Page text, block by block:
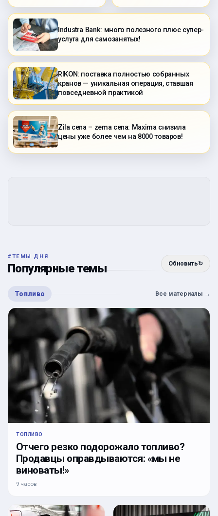
Industra Bank: много полезного плюс супер-
услуга для самозанятых!
RIKON: поставка полностью собранных
кранов — уникальная операция, ставшая
повседневной практикой
Zila cena – zema cena: Maxima снизила
цены уже более чем на 8000 товаров!
#ТЕМЫ ДНЯ
Популярные темы Обновить↻
Топливо Все материалы →
ТОПЛИВО
Отчего резко подорожало топливо?
Продавцы оправдываются: «мы не
виноваты!»
9 часов